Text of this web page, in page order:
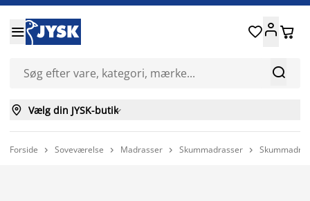


 
 Vælg din JYSK-butik
Forside  Soveværelse  Madrasser  Skummadrasser 